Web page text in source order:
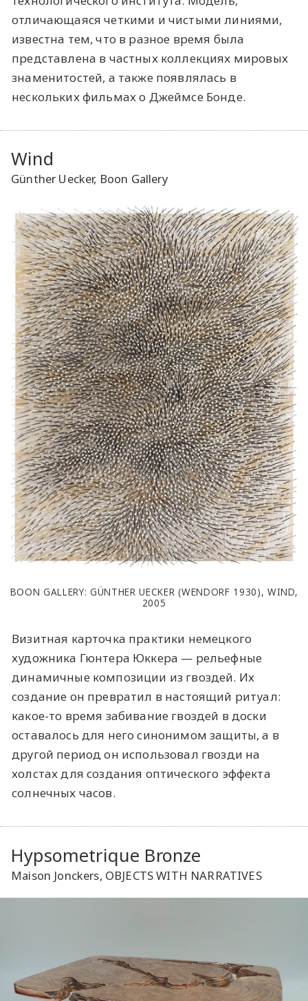
отличающаяся четкими и чистыми линиями,
известна тем, что в разное время была
представлена в частных коллекциях мировых
знаменитостей, а также появлялась в
нескольких фильмах о Джеймсе Бонде.
Wind
Günther Uecker, Boon Gallery
BOON GALLERY: GÜNTHER UECKER (WENDORF 1930), WIND,
2005
Визитная карточка практики немецкого
художника Гюнтера Юккера — рельефные
динамичные композиции из гвоздей. Их
создание он превратил в настоящий ритуал:
какое-то время забивание гвоздей в доски
оставалось для него синонимом защиты, а в
другой период он использовал гвозди на
холстах для создания оптического эффекта
солнечных часов.
Hypsometrique Bronze
Maison Jonckers, OBJECTS WITH NARRATIVES